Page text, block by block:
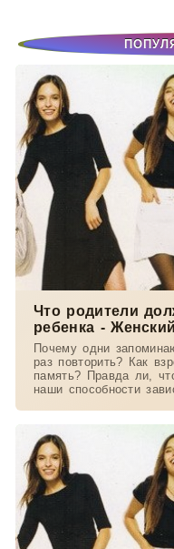
Что родители
ребенка -
Почему одни
раз повторить? Как
память? Правда ли,
наши способности